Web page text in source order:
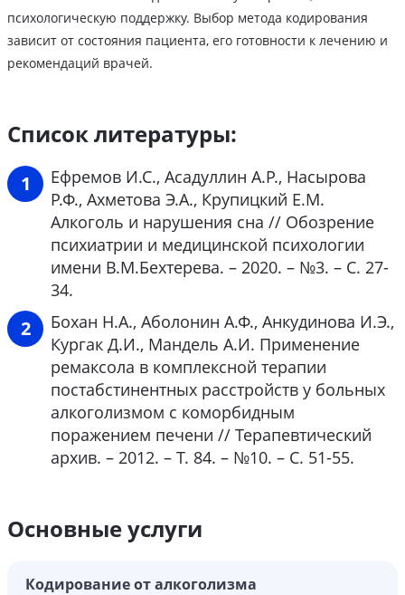
психологическую поддержку. Выбор метода кодирования
зависит от состояния пациента, его готовности к лечению и
рекомендаций врачей.
Список литературы:
Ефремов И.С., Асадуллин А.Р., Насырова
Р.Ф., Ахметова Э.А., Крупицкий Е.М.
Алкоголь и нарушения сна // Обозрение
психиатрии и медицинской психологии
имени В.М.Бехтерева. – 2020. – №3. – С. 27-
34.
Бохан Н.А., Аболонин А.Ф., Анкудинова И.Э.,
Кургак Д.И., Мандель А.И. Применение
ремаксола в комплексной терапии
постабстинентных расстройств у больных
алкоголизмом с коморбидным
поражением печени // Терапевтический
архив. – 2012. – Т. 84. – №10. – С. 51-55.
Основные услуги
Кодирование от алкоголизма